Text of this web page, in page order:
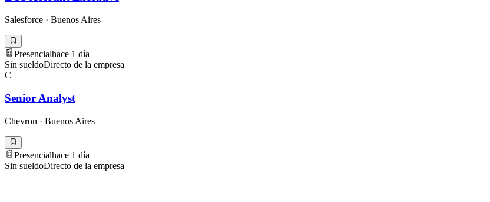
Salesforce · Buenos Aires
Presencialhace 1 día
Sin sueldoDirecto de la empresa
C
Senior Analyst
Chevron · Buenos Aires
Presencialhace 1 día
Sin sueldoDirecto de la empresa